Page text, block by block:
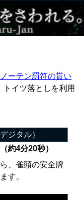
ノーテン罰符の貰い
トイツ落としを利用
ジタル）
約4分20秒）
、雀頭の安全牌
す。